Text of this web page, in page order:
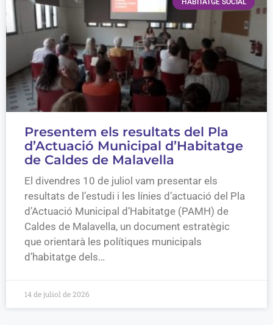
Presentem els resultats del Pla
d’Actuació Municipal d’Habitatge
de Caldes de Malavella
El divendres 10 de juliol vam presentar els
resultats de l’estudi i les línies d’actuació del Pla
d’Actuació Municipal d’Habitatge (PAMH) de
Caldes de Malavella, un document estratègic
que orientarà les polítiques municipals
d’habitatge dels…
14 de juliol de 2026